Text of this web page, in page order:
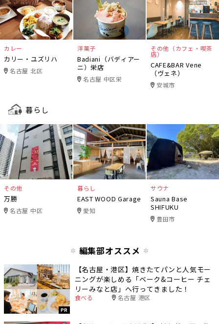
カレー
カリー・ユズリハ
名古屋 北区
洋菓子
Badiani（バディアー
ニ）栄店
名古屋 中区栄
その他（カフェ・喫茶
店）
CAFE&BAR Vene
（ヴェネ）
安城市
暮らし
その他
万勝
名古屋 中区
暮らし
EAST WOOD Garage
愛知
サウナ
Sauna Base
SHIFUKU
豊田市
編集部オススメ
PR
【名古屋・港区】焼きたてパンと人気モー
ニングが楽しめる「ベーク&コーヒー チェ
リーみなと店」へ行ってきました！
食べる 名古屋 港区